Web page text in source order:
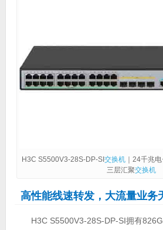
H3C S5500V3-28S-DP-SI交换机 ｜24千兆
三层汇聚交换机
高性能线速转发，大流量业务
H3C S5500V3-28S-DP-SI拥有